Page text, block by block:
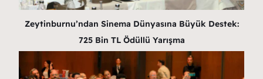
Zeytinburnu’ndan Sinema Dünyasına Büyük Destek:
725 Bin TL Ödüllü Yarışma